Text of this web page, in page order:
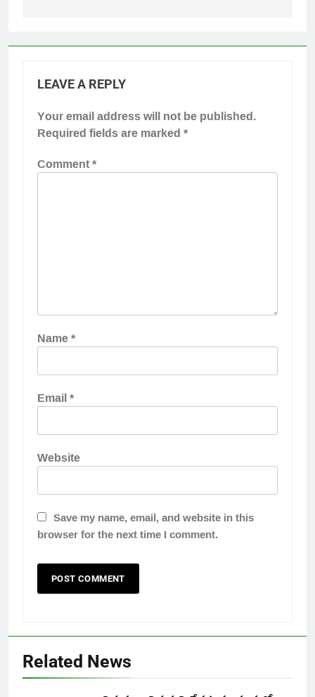
LEAVE A REPLY
Your email address will not be published.
Required fields are marked*
Comment*
Name*
Email*
Website
Save my name, email, and website in this
browser for the next time I comment.
Related News